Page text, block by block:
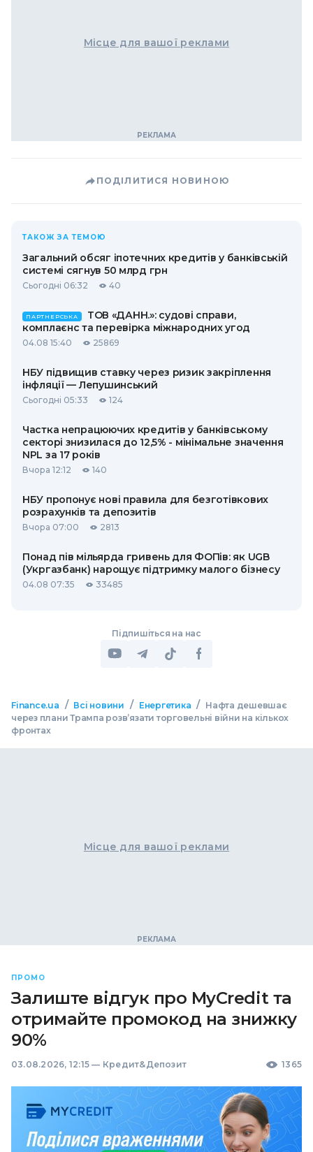
Місце для вашої реклами
ПОДІЛИТИСЯ НОВИНОЮ
ТАКОЖ ЗА ТЕМОЮ
Загальний обсяг іпотечних кредитів у банківській
системі сягнув 50 млрд грн
Сьогодні 06:32 40
ПАРТНЕРСЬКА
ТОВ «ДАНН.»: судові справи,
комплаєнс та перевірка міжнародних угод
04.08 15:40 25869
НБУ підвищив ставку через ризик закріплення
інфляції — Лепушинський
Сьогодні 05:33 124
Частка непрацюючих кредитів у банківському
секторі знизилася до 12,5% - мінімальне значення
NPL за 17 років
Вчора 12:12 140
НБУ пропонує нові правила для безготівкових
розрахунків та депозитів
Вчора 07:00 2813
Понад пів мільярда гривень для ФОПів: як UGB
(Укргазбанк) нарощує підтримку малого бізнесу
04.08 07:35 33485
Підпишіться на нас
Finance.ua / Всі новини / Енергетика / Нафта дешевшає
через плани Трампа розв’язати торговельні війни на кількох
фронтах
Місце для вашої реклами
ПРОМО
Залиште відгук про MyCredit та
отримайте промокод на знижку
90%
03.08.2026, 12:15 — Кредит&Депозит 1365